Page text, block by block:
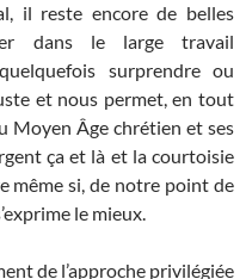
il reste encore de belles
dans le large travail
surprendre ou
et nous permet, en tout
Moyen Âge chrétien et ses
ça et là et la courtoisie
même si, de notre point de
le mieux.
de l’approche privilégiée